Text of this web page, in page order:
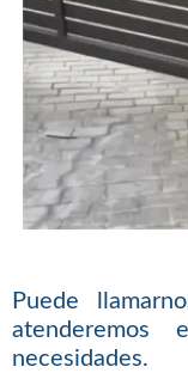
Puede
necesidades.